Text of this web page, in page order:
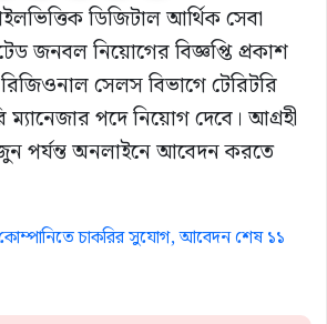
ডিজিটাল আর্থিক সেবা
জনবল নিয়োগের বিজ্ঞপ্তি প্রকাশ
রিজিওনাল সেলস বিভাগে টেরিটরি
পদে নিয়োগ দেবে। আগ্রহী
জুন পর্যন্ত অনলাইনে আবেদন করতে
কোম্পানিতে চাকরির সুযোগ, আবেদন শেষ ১১